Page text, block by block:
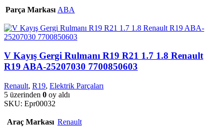
Parça Markası ABA
V Kayış Gergi Rulmanı R19 R21 1.7 1.8 Renault
R19 ABA-25207030 7700850603
Renault, R19, Elektrik Parçaları
5 üzerinden 0 oy aldı
SKU: Epr00032
Araç Markası Renault